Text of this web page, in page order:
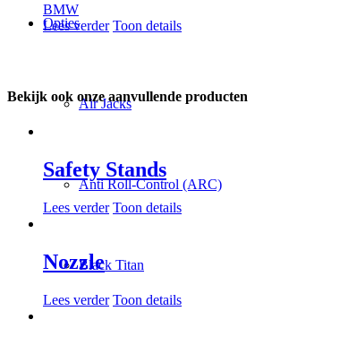
Opties
Air Jacks
Anti Roll-Control (ARC)
Black Titan
BMW
Lees verder Toon details
Bekijk ook onze aanvullende producten
Safety Stands
Lees verder Toon details
Nozzle
Lees verder Toon details